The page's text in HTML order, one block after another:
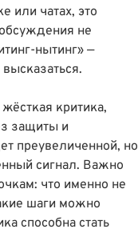
или чатах, это
не
нытинг» —
критика,
защиты и
преувеличенной, но
сигнал. Важно
что именно не
шаги можно
способна стать